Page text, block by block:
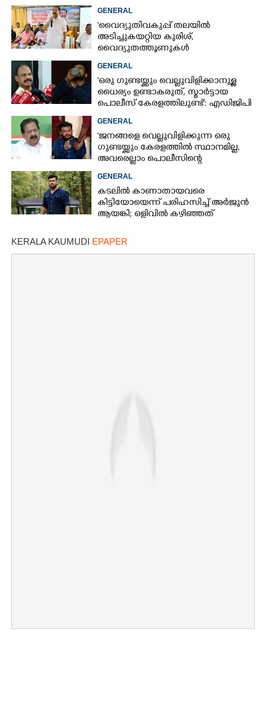
GENERAL
'വൈദ്യുതിവകുപ്പ് തലയിൽ
അടിച്ചുകയറ്റിയ കുരിശ്‌,
വൈദ്യുതത്തൂണുകൾ
വിളിക്കുന്ന കാലമാണിത്'
GENERAL
'ഒരു ഗുണ്ടയ്ക്കും വെല്ലുവിളിക്കാനുള്ള
ധൈര്യം ഉണ്ടാകരുത്, സ്മാർട്ടായ
പൊലീസ് കേരളത്തിലുണ്ട്': എഡിജിപി
GENERAL
'ജനങ്ങളെ വെല്ലുവിളിക്കുന്ന ഒരു
ഗുണ്ടയ്ക്കും കേരളത്തിൽ സ്ഥാനമില്ല,​
അവരെല്ലാം പൊലീസിന്റെ
GENERAL
കടലിൽ കാണാതായവരെ
കിട്ടിയോയെന്ന് പരിഹസിച്ച് അർജുൻ
ആയങ്കി; ഒളിവിൽ കഴിഞ്ഞത്
KERALA KAUMUDI EPAPER